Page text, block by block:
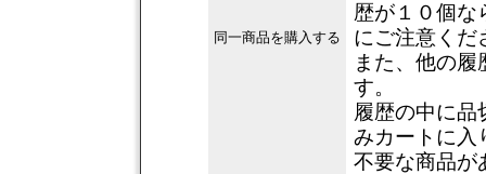
同一商品を購入する
歴が１０個な
にご注意くだ
また、他の
す。
履歴の中に品
みカートに入
不要な商品が